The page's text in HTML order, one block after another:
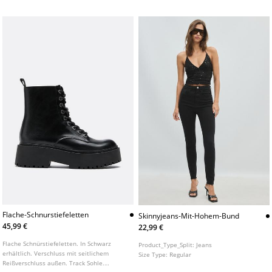
Flache-Schnurstiefeletten
45,99 €
Flache Schnürstiefeletten. In Schwarz
erhältlich. Verschluss mit seitlichem
Reißverschluss außen. Track Sohle.
Skinnyjeans-Mit-Hohem-Bund
22,99 €
Product_Type_Split: Jeans
Size Type: Regular